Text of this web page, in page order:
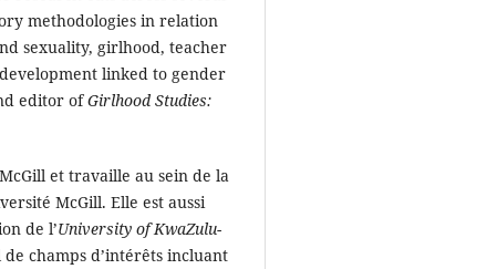
methodologies in relation
sexuality, girlhood, teacher
linked to gender
editor ofGirlhood Studies:
et travaille au sein de la
McGill. Elle est aussi
de l’University of KwaZulu-
champs d’intérêts incluant